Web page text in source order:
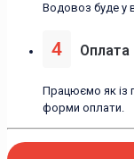
Водовоз буде у
4 Оплата
Працюємо як із
форми оплати.